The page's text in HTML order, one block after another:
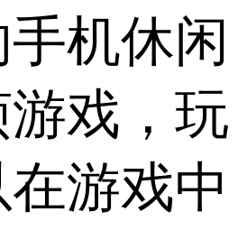
机休闲
戏，玩
游戏中